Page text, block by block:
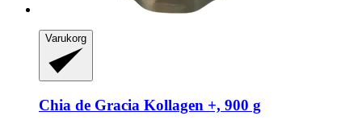
Varukorg
Chia de Gracia Kollagen +, 900 g